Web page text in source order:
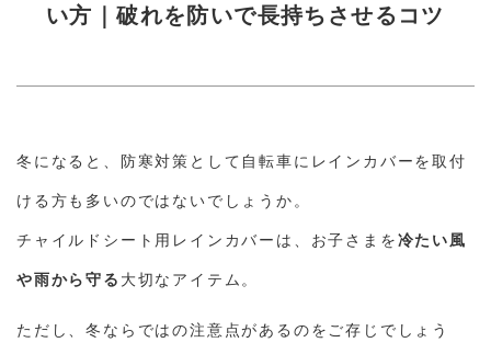
い方｜破れを防いで長持ちさせるコツ
冬になると、防寒対策として自転車にレインカバーを取付
ける方も多いのではないでしょうか。
チャイルドシート用レインカバーは、お子さまを冷たい風
や雨から守る 大切なアイテム。
ただし、冬ならではの注意点があるのをご存じでしょう